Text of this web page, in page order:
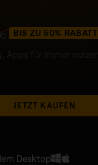
BIS ZU 50% RABATT
JETZT KAUFEN
Desktop